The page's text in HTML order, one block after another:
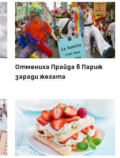
Отмениха Прайда в Париж
заради жегата